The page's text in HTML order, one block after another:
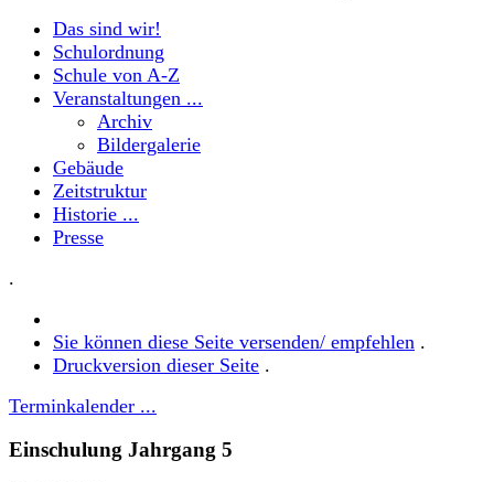
Das sind wir!
Schulordnung
Schule von A-Z
Veranstaltungen ...
Archiv
Bildergalerie
Gebäude
Zeitstruktur
Historie ...
Presse
.
Sie können diese Seite versenden/ empfehlen .
Druckversion dieser Seite .
Terminkalender ...
Einschulung Jahrgang 5